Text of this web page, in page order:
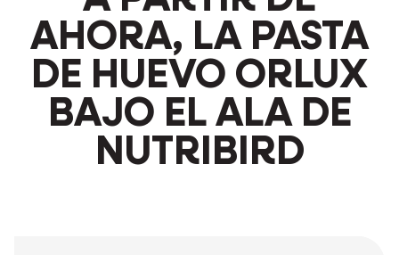
AHORA, LA PASTA
DE HUEVO ORLUX
BAJO EL ALA DE
NUTRIBIRD